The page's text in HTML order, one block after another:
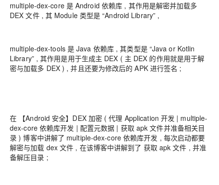
multiple-dex-core 是 Android 依赖库 , 其作用是解密并加载多
DEX 文件 , 其 Module 类型是 “Android Library” ,
multiple-dex-tools 是 Java 依赖库 , 其类型是 “Java or Kotlin
Library” , 其作用是用于生成主 DEX ( 主 DEX 的作用就是用于解
密与加载多 DEX ) , 并且还要为修改后的 APK 进行签名 ;
在 【Android 安全】DEX 加密 ( 代理 Application 开发 | multiple-
dex-core 依赖库开发 | 配置元数据 | 获取 apk 文件并准备相关目
录 ) 博客中讲解了 multiple-dex-core 依赖库开发 , 每次启动都要
解密与加载 dex 文件 , 在该博客中讲解到了 获取 apk 文件 , 并准
备解压目录 ;